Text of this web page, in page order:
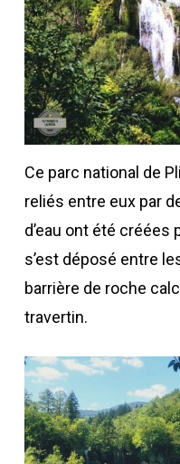
Ce parc national de
reliés entre eux par
d’eau ont été créées
s’est déposé entre
barrière de roche
travertin.